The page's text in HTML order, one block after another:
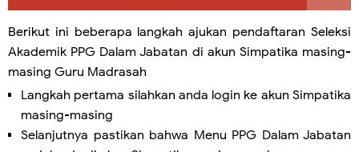
Berikut ini beberapa langkah ajukan pendaftaran Seleksi
Akademik PPG Dalam Jabatan di akun Simpatika masing-
masing Guru Madrasah
Langkah pertama silahkan anda login ke akun Simpatika
masing-masing
Selanjutnya pastikan bahwa Menu PPG Dalam Jabatan